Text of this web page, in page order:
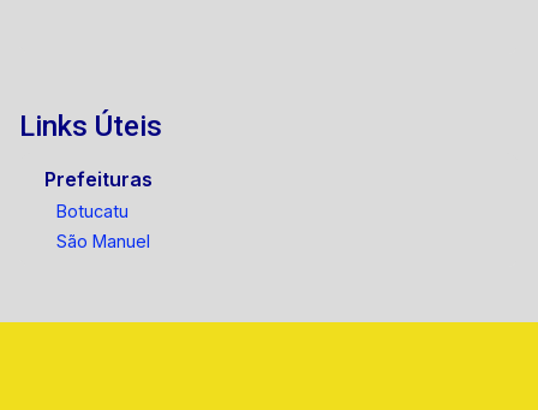
Links Úteis
Prefeituras
Botucatu
São Manuel